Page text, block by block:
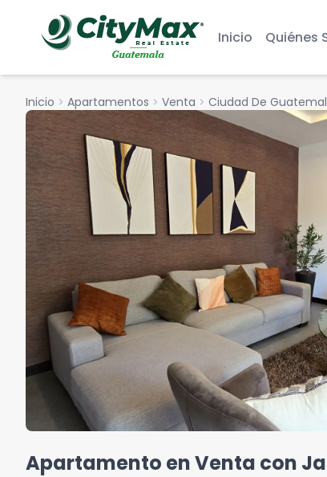
Inicio Quiénes
Inicio chevron_right Apartamentos chevron_right Venta chevron_right Ciudad De
Apartamento en Venta con